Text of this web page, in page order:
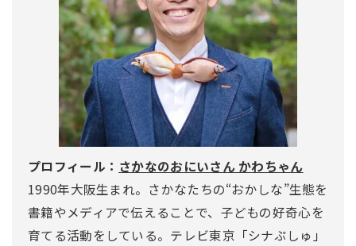
プロフィール： さかなのおにいさん かわちゃん
1990年大阪生まれ。さかなたちの“おかしな”生態を
書籍やメディアで伝えることで、子どもの好奇心を
育てる活動をしている。テレビ東京「シナぷしゅ」